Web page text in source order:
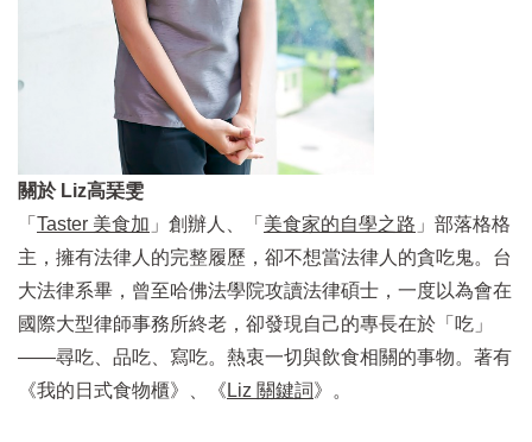
關於 Liz高琹雯
「 Taster 美食加 」 創辦人、 「 美食家的自學之路 」 部落格格
主，擁有法律人的完整履歷，卻不想當法律人的貪吃鬼。台
大法律系畢，曾至哈佛法學院攻讀法律碩士，一度以為會在
國際大型律師事務所終老，卻發現自己的專長在於「吃」
——尋吃、品吃、寫吃。熱衷一切與飲食相關的事物。著有
《我的日式食物櫃》、
《 Liz 關鍵詞》 。